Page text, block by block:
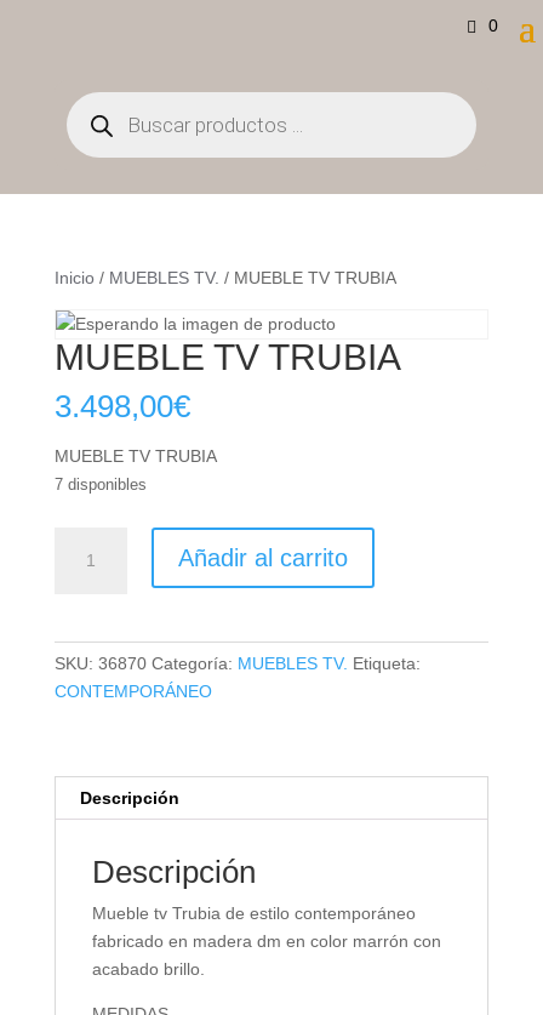
0
Búsqueda
de
productos
Inicio/ MUEBLES TV. / MUEBLE TV TRUBIA
MUEBLE TV TRUBIA
3.498,00€
MUEBLE TV TRUBIA
7 disponibles
Añadir al carrito
SKU: 36870 Categoría: MUEBLES TV. Etiqueta:
CONTEMPORÁNEO
Descripción
Descripción
Mueble tv Trubia de estilo contemporáneo
fabricado en madera dm en color marrón con
acabado brillo.